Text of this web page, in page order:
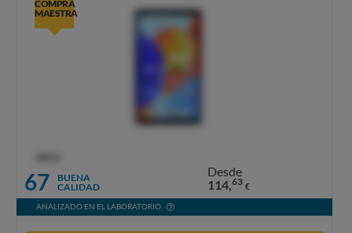
COMPRA
MAESTRA
67
BUENA
CALIDAD
Desde
114,63 €
ANALIZADO EN EL LABORATORIO